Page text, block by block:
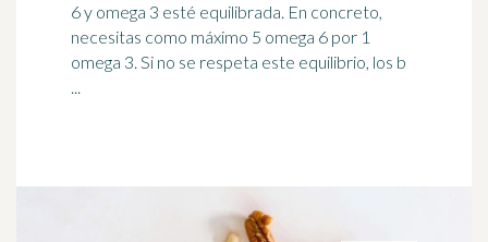
6 y omega 3 esté equilibrada. En concreto,
necesitas como máximo 5 omega 6 por 1
omega 3. Si no se respeta este equilibrio, los b
...